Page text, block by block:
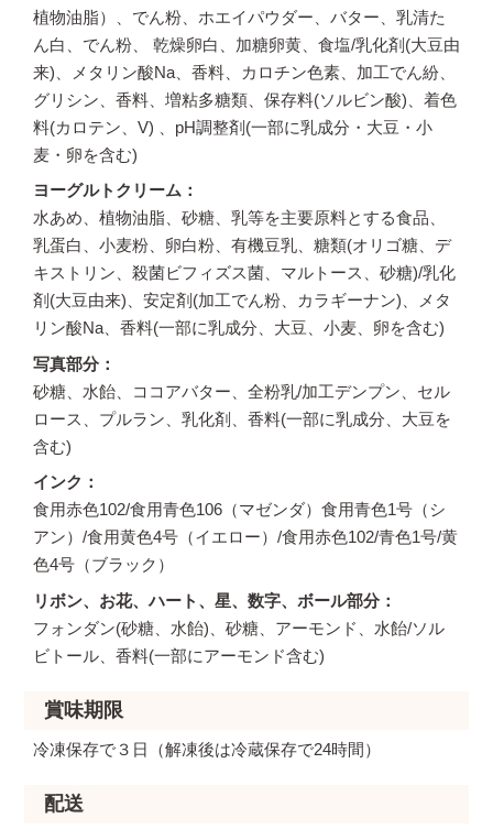
植物油脂）、でん粉、ホエイパウダー、バター、乳清た
ん白、でん粉、 乾燥卵白、加糖卵黄、食塩/乳化剤(大豆由
来)、メタリン酸Na、香料、カロチン色素、加工でん紛、
グリシン、香料、増粘多糖類、保存料(ソルビン酸)、着色
料(カロテン、V) 、pH調整剤(一部に乳成分・大豆・小
麦・卵を含む)
ヨーグルトクリーム
水あめ、植物油脂、砂糖、乳等を主要原料とする食品、
乳蛋白、小麦粉、卵白粉、有機豆乳、糖類(オリゴ糖、デ
キストリン、殺菌ビフィズス菌、マルトース、砂糖)/乳化
剤(大豆由来)、安定剤(加工でん粉、カラギーナン)、メタ
リン酸Na、香料(一部に乳成分、大豆、小麦、卵を含む)
写真部分
砂糖、水飴、ココアバター、全粉乳/加工デンプン、セル
ロース、プルラン、乳化剤、香料(一部に乳成分、大豆を
含む)
インク
食用赤色102/食用青色106（マゼンダ）食用青色1号（シ
アン）/食用黄色4号（イエロー）/食用赤色102/青色1号/黄
色4号（ブラック）
リボン、お花、ハート、星、数字、ボール部分
フォンダン(砂糖、水飴)、砂糖、アーモンド、水飴/ソル
ビトール、香料(一部にアーモンド含む)
賞味期限
冷凍保存で３日（解凍後は冷蔵保存で24時間）
配送